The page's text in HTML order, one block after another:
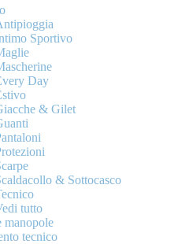
Sportivo
Day
& Gilet
& Sottocasco
tutto
manopole
tecnico